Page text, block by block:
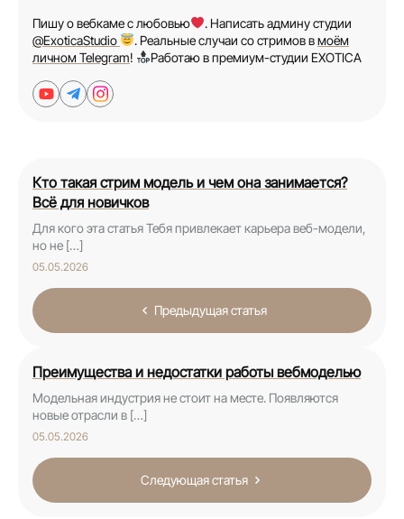
Пишу о вебкаме с любовью
. Написать админу студии
@ExoticaStudio
. Реальные случаи со стримов вмоём
личном Telegram! Работаю в премиум-студии EXOTICA
Кто такая стрим модель и чем она занимается?
Всё для новичков
Для кого эта статья Тебя привлекает карьера веб-модели,
но не […]
05.05.2026
Предыдущая статья
Преимущества и недостатки работы вебмоделью
Модельная индустрия не стоит на месте. Появляются
новые отрасли в […]
05.05.2026
Следующая статья